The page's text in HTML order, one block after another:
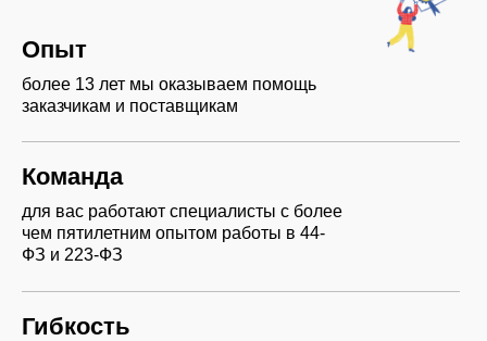
более 13 лет мы оказываем помощь
заказчикам и поставщикам
Опыт
Команда
для вас работают специалисты с более
чем пятилетним опытом работы в 44-
ФЗ и 223-ФЗ
Гибкость